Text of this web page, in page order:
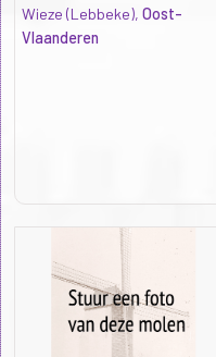
Wieze (Lebbeke), Oost-
Vlaanderen